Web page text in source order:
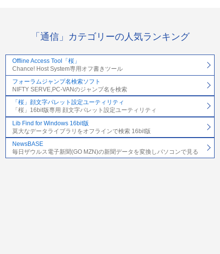
「通信」カテゴリーの人気ランキング
Offline Access Tool「桜」
Chance! Host System専用オフ書きツール
フォーラムジャンプ名検索ソフト
NIFTY SERVE,PC-VANのジャンプ名を検索
「桜」顔文字パレット設定ユーティリティ
「桜」16bit版専用 顔文字パレット設定ユーティリティ
Lib Find for Windows 16bit版
莫大なデータライブラリをオフラインで検索 16bit版
NewsBASE
毎日ザウルス電子新聞(GO MZN)の新聞データを変換しパソコンで見る